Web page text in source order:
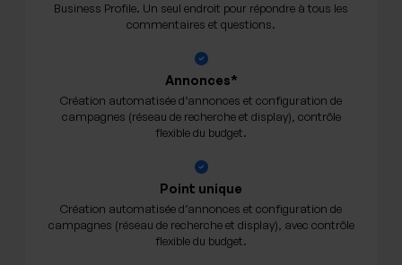
Business Profile. Un seul endroit pour répondre à tous les
commentaires et questions.
Annonces*
Création automatisée d’annonces et configuration de
campagnes (réseau de recherche et display), contrôle
flexible du budget.
Point unique
Création automatisée d’annonces et configuration de
campagnes (réseau de recherche et display), avec contrôle
flexible du budget.